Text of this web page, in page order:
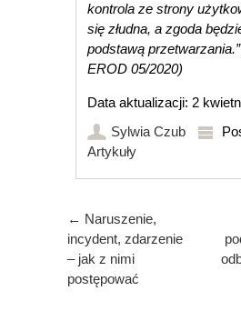
kontrola ze strony
się złudna, a zgoda
podstawą przetwarzania.”
EROD 05/2020)
Data aktualizacji: 2
Sylwia Czub
Artykuły
Post navigation
← Naruszenie,
incydent, zdarzenie
– jak z nimi
postępować